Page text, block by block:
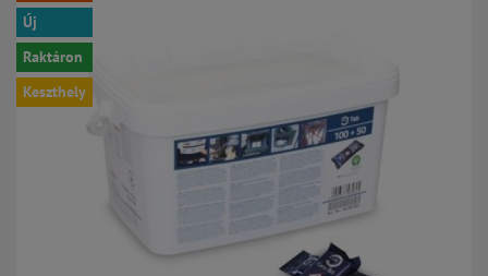
Új
Raktáron
Keszthely